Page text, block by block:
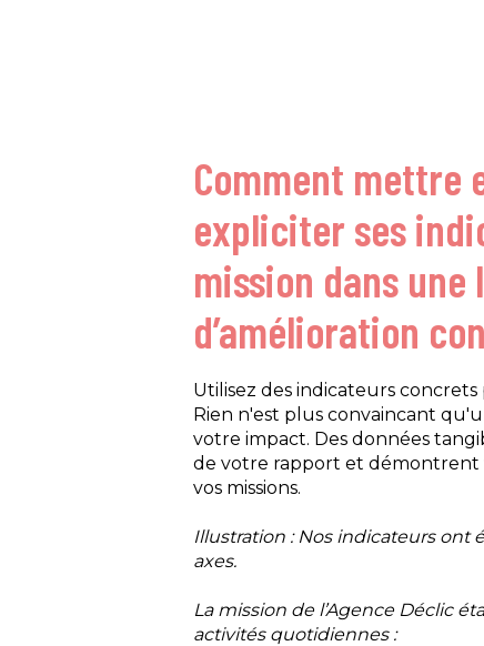
Comment mettre
expliciter ses
mission dans une
d’amélioration
Utilisez des indicateurs
Rien n'est plus convaincant
votre impact. Des données
de votre rapport et
vos missions.
Illustration : Nos indicateurs ont
axes.
La mission de l’Agence Déclic
activités quotidiennes :